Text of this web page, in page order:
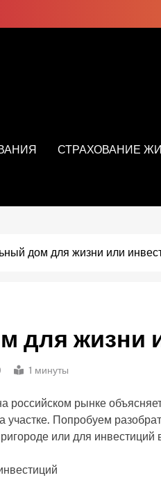
СТРАХОВАНИЕ
дом для жизни или
для жизни
1 минуты
российском рынке
участке. Попробуем
или для инвестиций